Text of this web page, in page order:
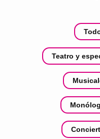
Teatro y